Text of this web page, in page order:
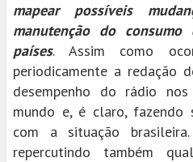
mapear possíveis
manutenção do
países. Assim como
periodicamente a redação
desempenho do rádio
mundo e, é claro, fazendo
com a situação
repercutindo também